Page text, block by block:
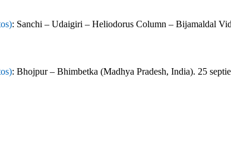
: Sanchi – Udaigiri – Heliodorus Column – Bijamaldal
: Bhojpur – Bhimbetka (Madhya Pradesh, India). 25